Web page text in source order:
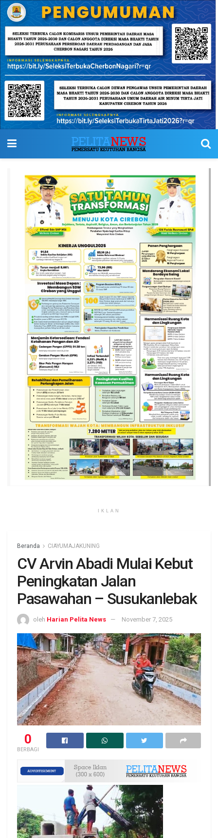
IKLAN
Beranda CIAYUMAJAKUNING
CV Arvin Abadi Mulai Kebut
Peningkatan Jalan
Pasawahan – Susukanlebak
oleh Harian Pelita News November 7, 2025
0
BERBAGI